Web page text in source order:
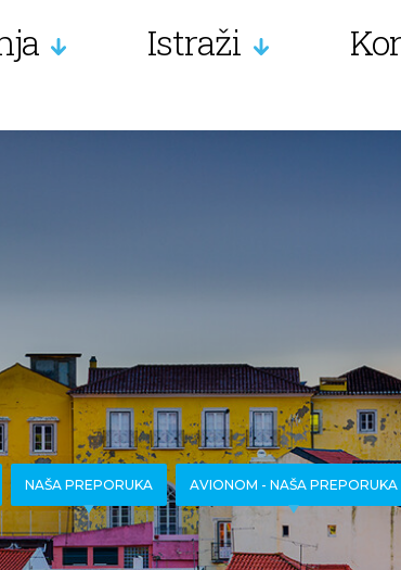
Istraži
NAŠA PREPORUKA AVIONOM - NAŠA PREPORUKA